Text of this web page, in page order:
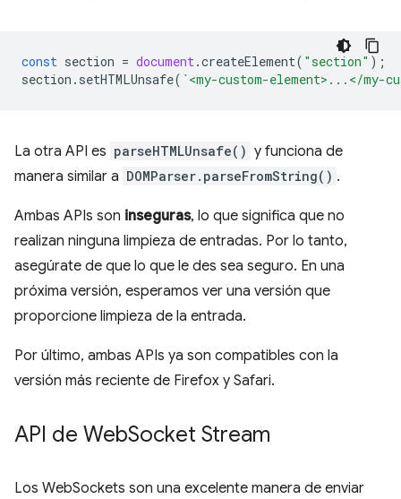
const section = document.createElement( "section" );
section . setHTMLUnsafe( `<my-custom-element>...</my-
La otra API es parseHTMLUnsafe() y funciona de
manera similar a DOMParser.parseFromString() .
Ambas APIs son inseguras, lo que significa que no
realizan ninguna limpieza de entradas. Por lo tanto,
asegúrate de que lo que le des sea seguro. En una
próxima versión, esperamos ver una versión que
proporcione limpieza de la entrada.
Por último, ambas APIs ya son compatibles con la
versión más reciente de Firefox y Safari.
API de WebSocket Stream
Los WebSockets son una excelente manera de enviar